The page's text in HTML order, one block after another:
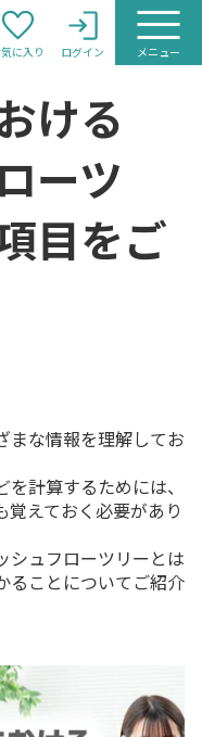
に入り ログイン メニュー
ける
ーツ
目をご
まな情報を理解してお
計算するためには、
えておく必要があり
シュフローツリーとは
ることについてご紹介